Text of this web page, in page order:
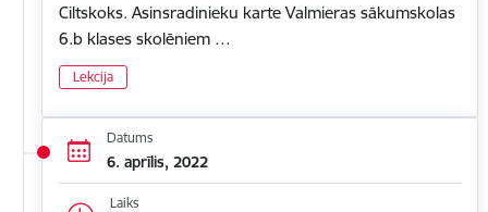
Ciltskoks. Asinsradinieku karte Valmieras sākumskolas
6.b klases skolēniem …
Lekcija
Datums
6. aprīlis, 2022
Laiks